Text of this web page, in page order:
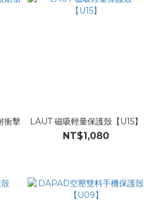
衝擊
LAUT 磁吸輕量保護殼【U15】
NT$1,080